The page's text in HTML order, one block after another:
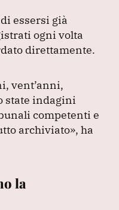
essersi già
ogni volta
direttamente.
vent’anni,
state indagini
competenti e
archiviato», ha
la